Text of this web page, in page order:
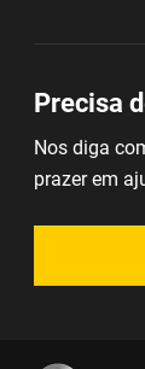
Precisa
Nos diga
prazer em